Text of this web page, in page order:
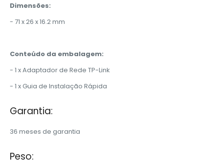
Dimensões:
- 71 x 26 x 16.2 mm
Conteúdo da embalagem:
- 1 x Adaptador de Rede TP-Link
- 1 x Guia de Instalação Rápida
Garantia:
36 meses de garantia
Peso: